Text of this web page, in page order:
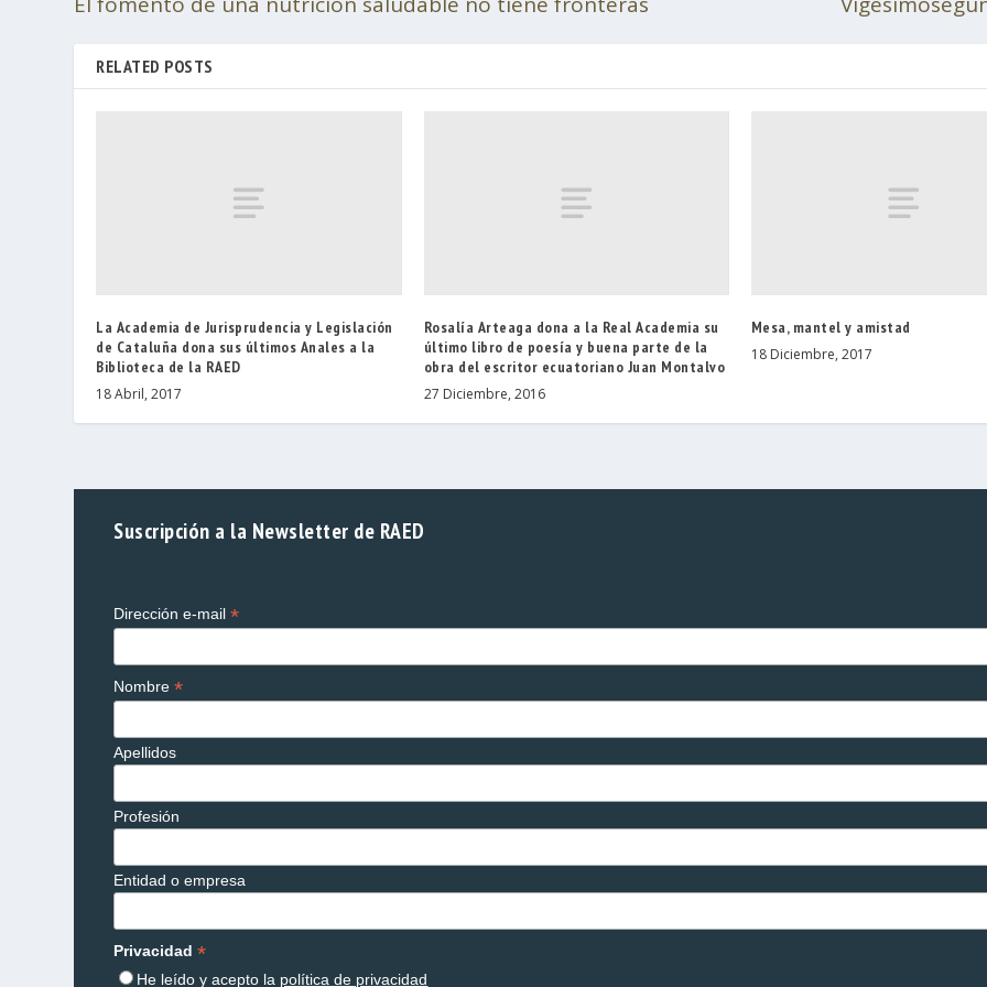
RELATED POSTS
La Academia de Jurisprudencia y Legislación
de Cataluña dona sus últimos Anales a la
Biblioteca de la RAED
18 Abril, 2017
Rosalía Arteaga dona a la Real Academia su
último libro de poesía y buena parte de la
obra del escritor ecuatoriano Juan Montalvo
27 Diciembre, 2016
Mesa, mantel y amistad
18 Diciembre, 2017
Suscripción a la Newsletter de RAED
Dirección e-mail*
Nombre*
Apellidos
Profesión
Entidad o empresa
Privacidad*
He leído y acepto la política de privacidad